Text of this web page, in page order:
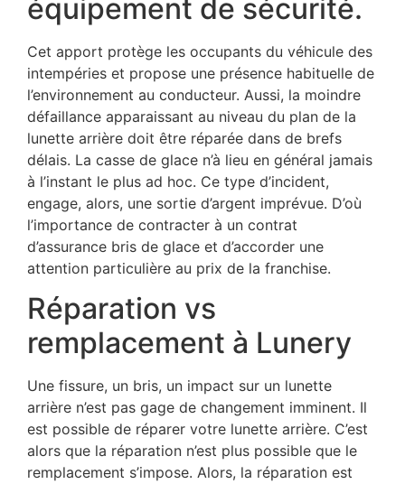
équipement de sécurité.
Cet apport protège les occupants du véhicule des
intempéries et propose une présence habituelle de
l’environnement au conducteur. Aussi, la moindre
défaillance apparaissant au niveau du plan de la
lunette arrière doit être réparée dans de brefs
délais. La casse de glace n’à lieu en général jamais
à l’instant le plus ad hoc. Ce type d’incident,
engage, alors, une sortie d’argent imprévue. D’où
l’importance de contracter à un contrat
d’assurance bris de glace et d’accorder une
attention particulière au prix de la franchise.
Réparation vs
remplacement à Lunery
Une fissure, un bris, un impact sur un lunette
arrière n’est pas gage de changement imminent. Il
est possible de réparer votre lunette arrière. C’est
alors que la réparation n’est plus possible que le
remplacement s’impose. Alors, la réparation est